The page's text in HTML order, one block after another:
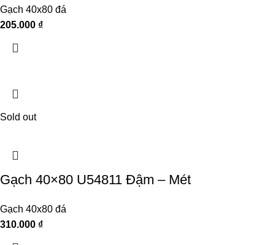
Gạch 40x80 đá
205.000 ₫
Sold out
Gạch 40×80 U54811 Đậm – Mét
Gạch 40x80 đá
310.000 ₫